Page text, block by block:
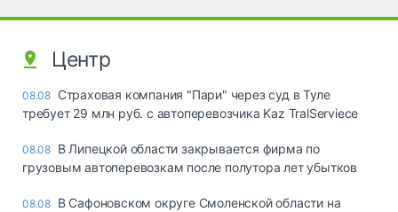
Центр
08.08 Страховая компания "Пари" через суд в Туле
требует 29 млн руб. с автоперевозчика Kaz TralServiece
08.08 В Липецкой области закрывается фирма по
грузовым автоперевозкам после полутора лет убытков
08.08 В Сафоновском округе Смоленской области на